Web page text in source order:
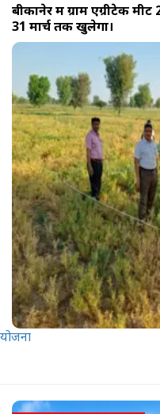
बीकानेर में ग्राम एग्रीटेक
31 मार्च तक खुलेगा।
योजना